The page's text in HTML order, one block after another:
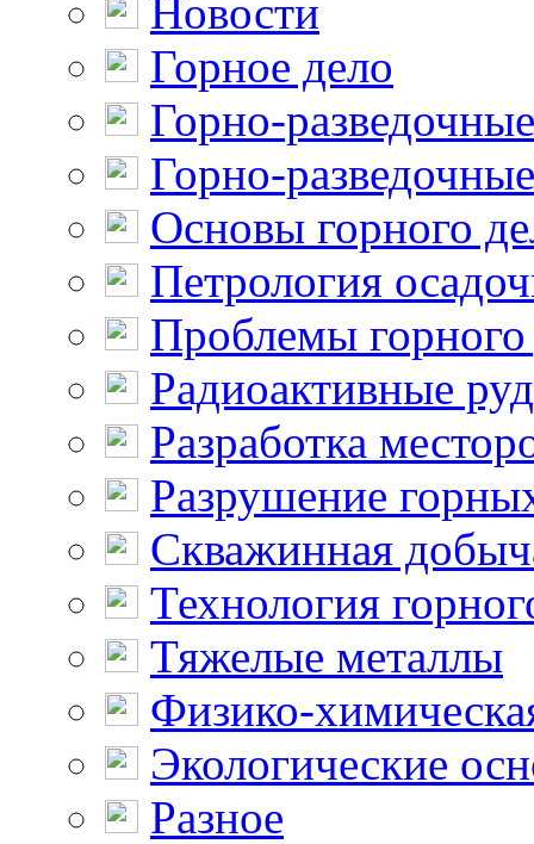
Новости
Горное дело
Горно-
Горно-
Основы горного
Петрология
Проблемы горного
Радиоактивные
Разработка
Разрушение
Скважинная
Технология
Тяжелые металлы
Физико-
Экологические
Разное